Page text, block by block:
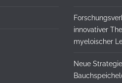
innovativer
myeloischer
Neue